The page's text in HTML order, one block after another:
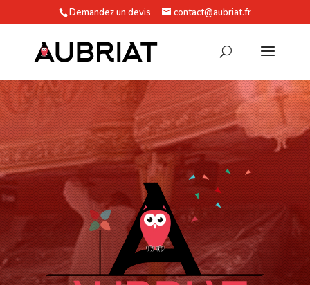
Demandez un devis contact@aubriat.fr